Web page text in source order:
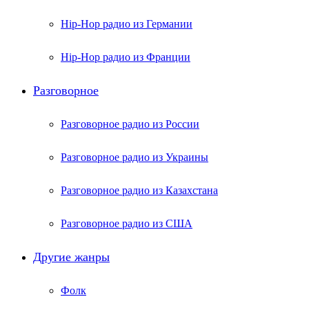
Hip-Hop радио из Германии
Hip-Hop радио из Франции
Разговорное
Разговорное радио из России
Разговорное радио из Украины
Разговорное радио из Казахстана
Разговорное радио из США
Другие жанры
Фолк